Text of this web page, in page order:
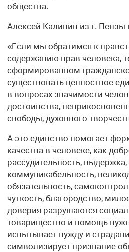
общества.
Алексей Калинин из г. Пензы
«Если мы обратимся к
содержанию прав человека,
сформированном
существовать ценностное
в вопросах значимости
достоинства,
свободы, духовного
А это единство помогает
качества в человеке, как
рассудительность,
коммуникабельность,
обязательность,
чуткость, благородство,
доверия разрушаются
товарищество и помощь
испытывает нужду и
символизирует признание